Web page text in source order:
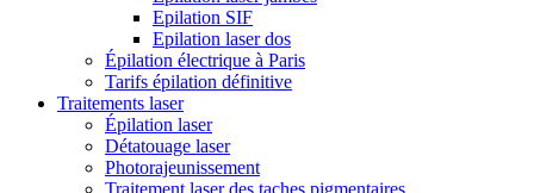
Epilation SIF
Epilation laser dos
Épilation électrique à Paris
Tarifs épilation définitive
Traitements laser
Épilation laser
Détatouage laser
Photorajeunissement
Traitement laser des taches pigmentaires